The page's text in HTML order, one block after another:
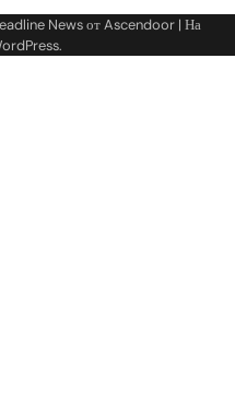
News отAscendoor | На
.